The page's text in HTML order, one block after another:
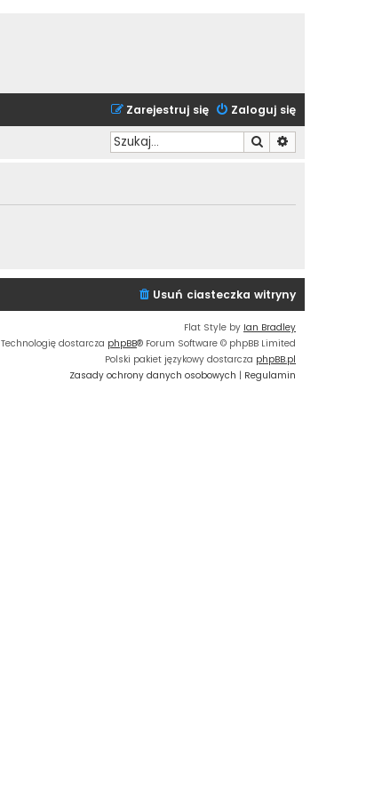
Zaloguj się
Zarejestruj się
Szukaj
Usuń ciasteczka witryny
Flat Style by Ian Bradley
Technologię dostarcza phpBB® Forum Software © phpBB Limited
Polski pakiet językowy dostarcza phpBB.pl
Zasady ochrony danych osobowych | Regulamin